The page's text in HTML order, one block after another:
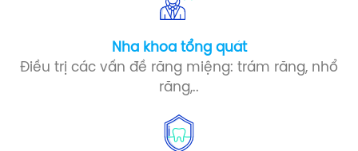
Nha khoa tổng quát
Điều trị các vấn đề răng miệng: trám răng, nhổ
răng,..